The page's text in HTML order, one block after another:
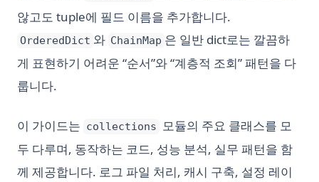
않고도 tuple에 필드 이름을 추가합니다.
OrderedDict 와 ChainMap 은 일반 dict로는 깔끔하
게 표현하기 어려운 “순서”와 “계층적 조회” 패턴을 다
룹니다.
이 가이드는 collections 모듈의 주요 클래스를 모
두 다루며, 동작하는 코드, 성능 분석, 실무 패턴을 함
께 제공합니다. 로그 파일 처리, 캐시 구축, 설정 레이